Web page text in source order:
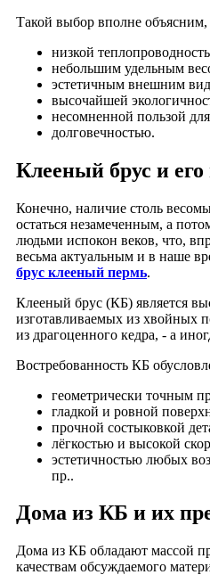
Такой выбор вполне объясним,
низкой
небольшим удельным
эстетичным внешним
высочайшей
несомненной пользой
долговечностью.
Клееный брус и
Конечно, наличие столь
остаться незамеченным, а
людьми испокон веков, что,
весьма актуальным и в наше
брус клееный пермь.
Клееный брус (КБ) является
изготавливаемых из хвойных
из драгоценного кедра, - а
Востребованность КБ
геометрически точным
гладкой и ровной
прочной состыковкой
лёгкостью и высокой
эстетичностью любых
пр..
Дома из КБ и их
Дома из КБ обладают массой
качествам обсуждаемого